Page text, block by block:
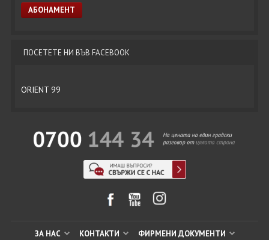
ПОСЕТЕТЕ НИ ВЪВ FACEBOOK
ORIENT 99
ЗА НАС КОНТАКТИ ФИРМЕНИ ДОКУМЕНТИ